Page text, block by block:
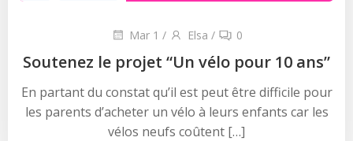
Mar 1 / Elsa / 0
Soutenez le projet “Un vélo pour 10 ans”
En partant du constat qu’il est peut être difficile pour
les parents d’acheter un vélo à leurs enfants car les
vélos neufs coûtent […]